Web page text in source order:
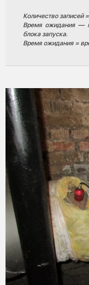
Количество записей
Время ожидания —
блока запуска.
Время ожидания =